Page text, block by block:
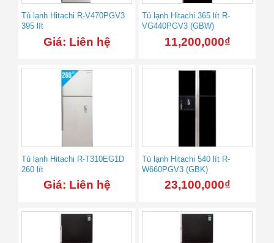
Tủ lạnh Hitachi R-V470PGV3
395 lít
Giá: Liên hệ
Tủ lạnh Hitachi 365 lít R-
VG440PGV3 (GBW)
11,200,000₫
Tủ lạnh Hitachi R-T310EG1D
260 lít
Giá: Liên hệ
Tủ lạnh Hitachi 540 lít R-
W660PGV3 (GBK)
23,100,000₫